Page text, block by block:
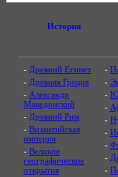
История
- Древний Египет
- Древняя Греция
- Александр
Македонский
- Древний Рим
- Византийская
империя
- Великие
географические
открытия
-
-
-
-
-
-
-
-
-